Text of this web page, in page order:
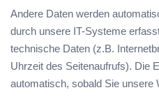
Andere Daten werden
durch unsere IT-Systeme
technische Daten (z.B.
Uhrzeit des Seitenaufrufs). Die
automatisch, sobald Sie unsere